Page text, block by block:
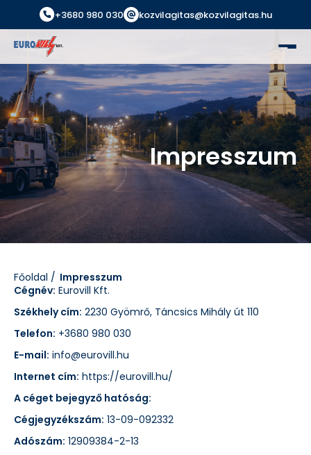
+3680 980 030 kozvilagitas@kozvilagitas.hu
Impresszum
Főoldal
Impresszum
Cégnév: Eurovill Kft.
Székhely cím: 2230 Gyömrő, Táncsics Mihály út 110
Telefon: +3680 980 030
E-mail: info@eurovill.hu
Internet cím: https://eurovill.hu/
A céget bejegyző hatóság:
Cégjegyzékszám: 13-09-092332
Adószám: 12909384-2-13